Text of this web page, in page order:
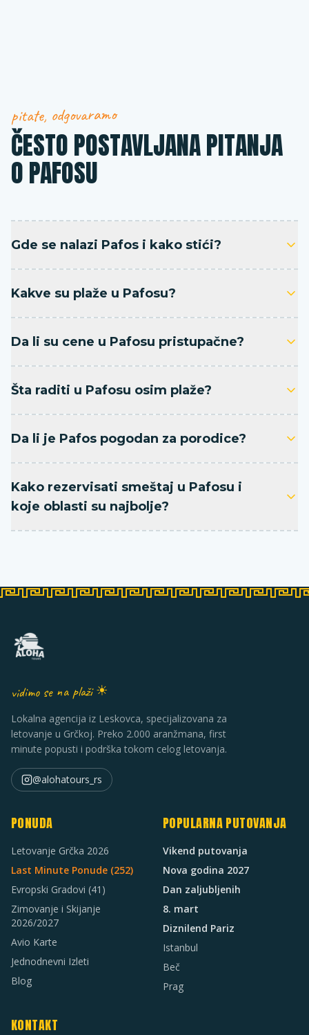
pitate, odgovaramo
ČESTO POSTAVLJANA PITANJA
O PAFOSU
Gde se nalazi Pafos i kako stići?
Kakve su plaže u Pafosu?
Da li su cene u Pafosu pristupačne?
Šta raditi u Pafosu osim plaže?
Da li je Pafos pogodan za porodice?
Kako rezervisati smeštaj u Pafosu i
koje oblasti su najbolje?
vidimo se na plaži ☀
Lokalna agencija iz Leskovca, specijalizovana za
letovanje u Grčkoj. Preko 2.000 aranžmana, first
minute popusti i podrška tokom celog letovanja.
@alohatours_rs
PONUDA
Letovanje Grčka 2026
Last Minute Ponude (252)
Evropski Gradovi (41)
Zimovanje i Skijanje
2026/2027
Avio Karte
Jednodnevni Izleti
Blog
POPULARNA PUTOVANJA
Vikend putovanja
Nova godina 2027
Dan zaljubljenih
8. mart
Diznilend Pariz
Istanbul
Beč
Prag
KONTAKT